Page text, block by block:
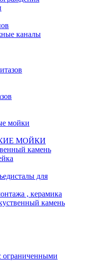
каналы
мойки
МОЙКИ
камень
для
, керамика
камень
ограниченными